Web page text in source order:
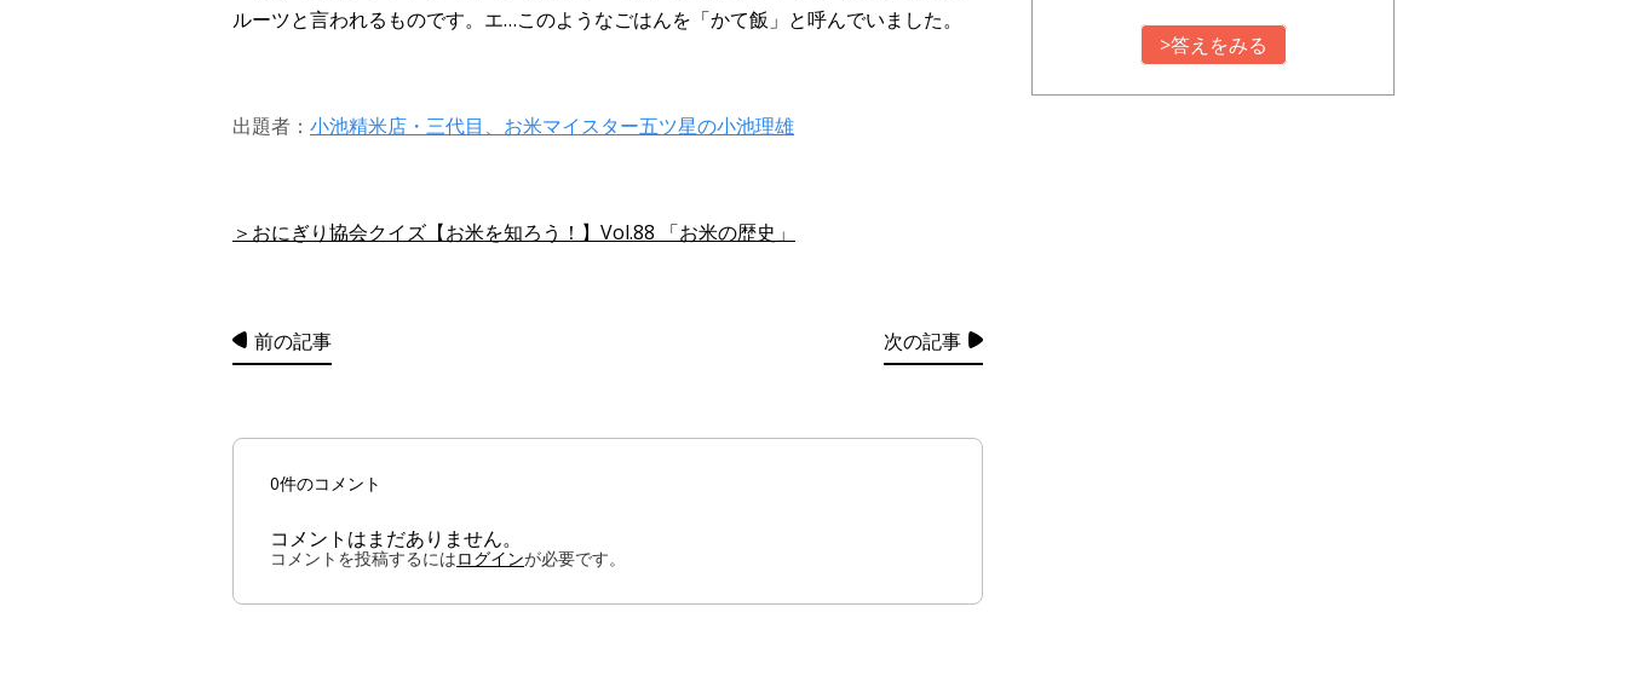
ルーツと言われるものです。エ…このようなごはんを「かて飯」と呼んでいました。
出題者： 小池精米店・三代目、お米マイスター五ツ星の小池理雄
＞おにぎり協会クイズ【お米を知ろう！】Vol.88 「お米の歴史」
前の記事 次の記事
0件のコメント
コメントはまだありません。
コメントを投稿するにはログインが必要です。
>答えをみる